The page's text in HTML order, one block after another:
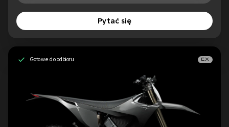
Pytać się
Gotowe do odbioru EX